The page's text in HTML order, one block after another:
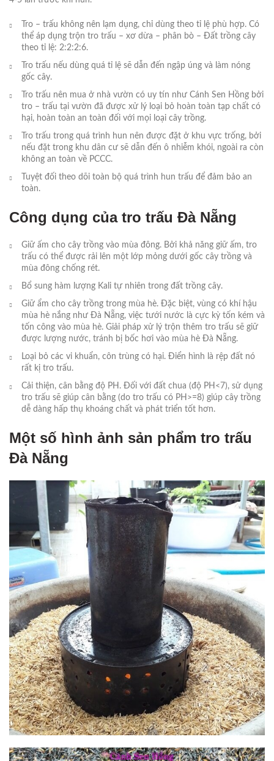
Tro – trấu không nên lạm dụng, chỉ dùng theo tỉ lệ phù hợp. Có
thể áp dụng trộn tro trấu – xơ dừa – phân bò – Đất trồng cây
theo tỉ lệ: 2:2:2:6.
Tro trấu nếu dùng quá tỉ lệ sẽ dẫn đến ngập úng và làm nóng
gốc cây.
Tro trấu nên mua ở nhà vườn có uy tín như Cánh Sen Hồng bởi
tro – trấu tại vườn đã được xử lý loại bỏ hoàn toàn tạp chất có
hại, hoàn toàn an toàn đối với mọi loại cây trồng.
Tro trấu trong quá trình hun nên được đặt ở khu vực trống, bởi
nếu đặt trong khu dân cư sẽ dẫn đến ô nhiễm khói, ngoài ra còn
không an toàn về PCCC.
Tuyệt đối theo dõi toàn bộ quá trình hun trấu để đảm bảo an
toàn.
Công dụng của tro trấu Đà Nẵng
Giữ ấm cho cây trồng vào mùa đông. Bởi khả năng giữ ấm, tro
trấu có thể được rải lên một lớp mỏng dưới gốc cây trồng và
mùa đông chống rét.
Bổ sung hàm lượng Kali tự nhiên trong đất trồng cây.
Giữ ẩm cho cây trồng trong mùa hè. Đặc biệt, vùng có khí hậu
mùa hè nắng như Đà Nẵng, việc tưới nước là cực kỳ tốn kém và
tốn công vào mùa hè. Giải pháp xử lý trộn thêm tro trấu sẽ giữ
được lượng nước, tránh bị bốc hơi vào mùa hè Đà Nẵng.
Loại bỏ các vi khuẩn, côn trùng có hại. Điển hình là rệp đất nó
rất kị tro trấu.
Cải thiện, cân bằng độ PH. Đối với đất chua (độ PH<7), sử dụng
tro trấu sẽ giúp cân bằng (do tro trấu có PH>=8) giúp cây trồng
dễ dàng hấp thụ khoáng chất và phát triển tốt hơn.
Một số hình ảnh sản phẩm tro trấu
Đà Nẵng